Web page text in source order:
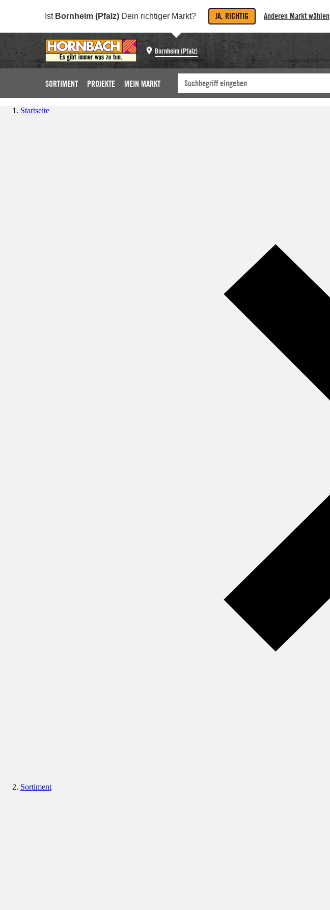
Ist Bornheim (Pfalz) Dein richtiger Markt? JA, RICHTIG Anderen Markt wählen
Bornheim (Pfalz)
SORTIMENT PROJEKTE MEIN MARKT
Startseite
Sortiment